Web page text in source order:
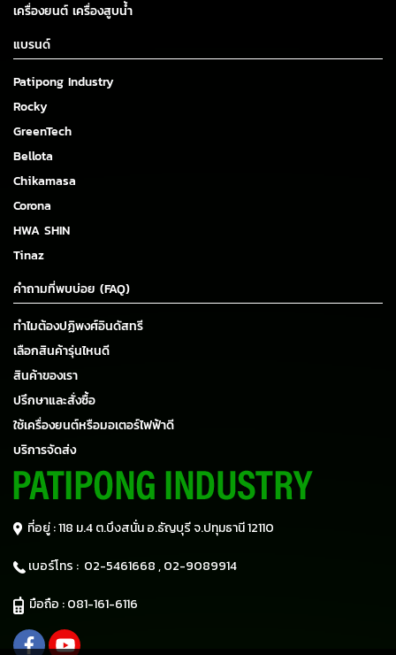
เครื่องยนต์ เครื่องสูบน้ำ
แบรนด์
Patipong Industry
Rocky
GreenTech
Bellota
Chikamasa
Corona
HWA SHIN
Tinaz
คำถามที่พบบ่อย (FAQ)
ทำไมต้องปฏิพงศ์อินดัสทรี
เลือกสินค้ารุ่นไหนดี
สินค้าของเรา
ปรึกษาและสั่งซื้อ
ใช้เครื่องยนต์หรือมอเตอร์ไฟฟ้าดี
บริการจัดส่ง
ที่อยู่ : 118 ม.4 ต.บึงสนั่น อ.ธัญบุรีจ.ปทุมธานี 12110
เบอร์โทร : 02-5461668 ,02-9089914
มือถือ :081-161-6116